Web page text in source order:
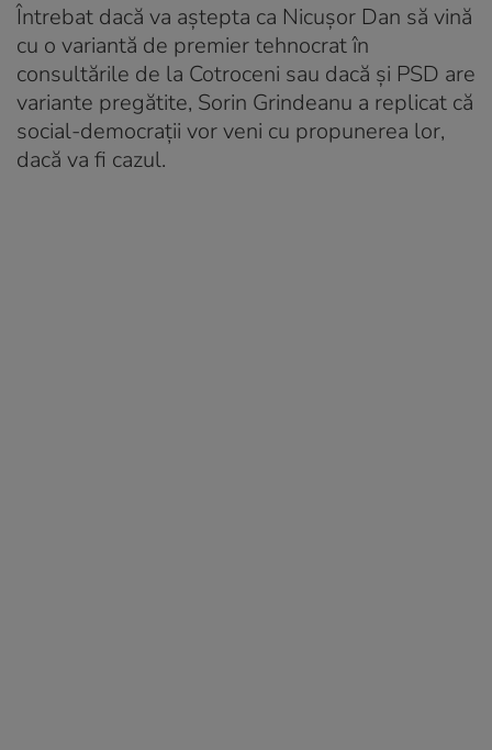
Întrebat dacă va aștepta ca Nicușor Dan să vină
cu o variantă de premier tehnocrat în
consultările de la Cotroceni sau dacă și PSD are
variante pregătite, Sorin Grindeanu a replicat că
social-democrații vor veni cu propunerea lor,
dacă va fi cazul.